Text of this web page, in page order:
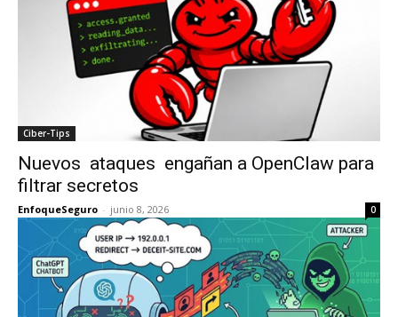
Ciber-Tips
Nuevos ataques engañan a OpenClaw para
filtrar secretos
EnfoqueSeguro - junio 8, 2026 0